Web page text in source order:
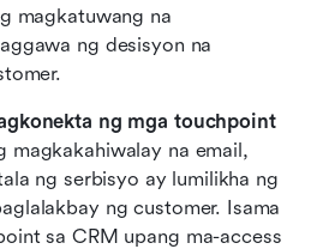
magkatuwang na
ng desisyon na
ng mga touchpoint
magkakahiwalay na email,
ng serbisyo ay lumilikha ng
ng customer. Isama
sa CRM upang ma-access